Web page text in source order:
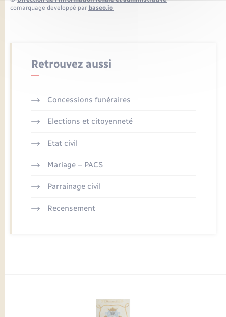
comarquage developpé par baseo.io
Retrouvez aussi
Concessions funéraires
Elections et citoyenneté
Etat civil
Mariage – PACS
Parrainage civil
Recensement